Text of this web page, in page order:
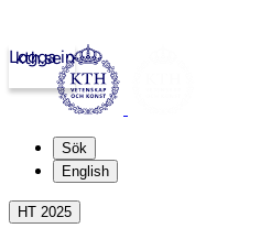
kth.se
Logga in
Sök
English
HT 2025